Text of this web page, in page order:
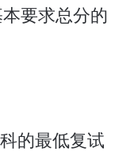
要求总分的
的最低复试